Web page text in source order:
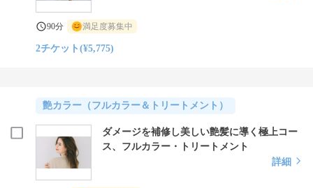
90分 満足度募集中
2チケット(¥5,775)
艶カラー（フルカラー＆トリートメント）
ダメージを補修し美しい艶髪に導く極上コー
ス、フルカラー・トリートメント
詳細